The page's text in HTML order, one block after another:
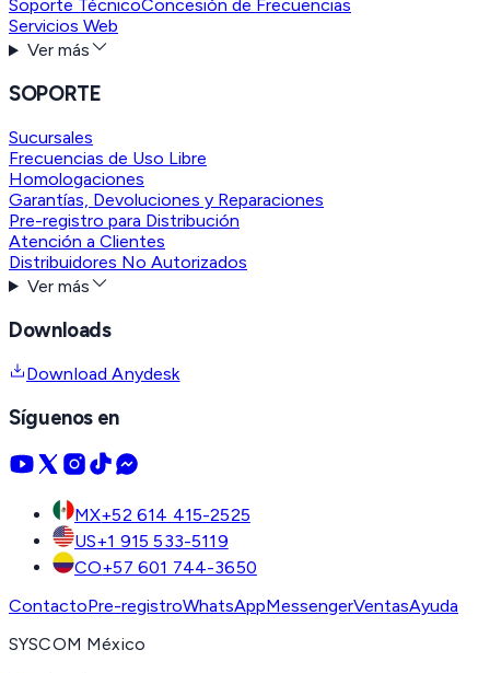
Soporte TécnicoConcesión de Frecuencias
Servicios Web
Ver más
SOPORTE
Sucursales
Frecuencias de Uso Libre
Homologaciones
Garantías, Devoluciones y Reparaciones
Pre-registro para Distribución
Atención a Clientes
Distribuidores No Autorizados
Ver más
Downloads
Download Anydesk
Síguenos en
MX+52 614 415-2525
US+1 915 533-5119
CO+57 601 744-3650
ContactoPre-registroWhatsAppMessengerVentasAyuda
SYSCOM México